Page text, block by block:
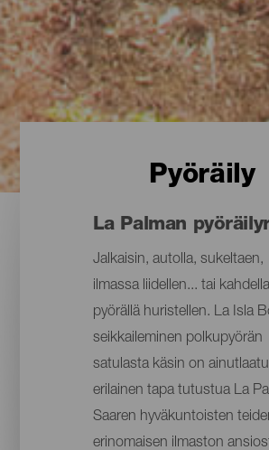
Pyöräily
La Palman
Jalkaisin, autolla, sukeltaen,
ilmassa liidellen... tai kahdella
pyörällä huristellen. La Isla
seikkaileminen polkupyörän
satulasta käsin on
erilainen tapa tutustua La
Saaren hyväkuntoisten
erinomaisen ilmaston